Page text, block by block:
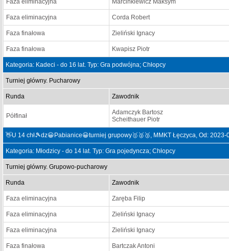
Faza eliminacyjna Marcinkiewicz Maksym
Faza eliminacyjna Corda Robert
Faza finałowa Zieliński Ignacy
Faza finałowa Kwapisz Piotr
Kategoria: Kadeci - do 16 lat. Typ: Gra podwójna; Chłopcy
Turniej główny. Pucharowy
Runda Zawodnik
Półfinał
Adamczyk Bartosz
Scheithauer Piotr
👋U 14 chł🎾dz😀Pabianice😀turniej grupowy🥇🥈🥉, MMKT Łęczyca, Od:
Kategoria: Młodzicy - do 14 lat. Typ: Gra pojedyncza; Chłopcy
Turniej główny. Grupowo-pucharowy
Runda Zawodnik
Faza eliminacyjna Zaręba Filip
Faza eliminacyjna Zieliński Ignacy
Faza eliminacyjna Zieliński Ignacy
Faza finałowa Bartczak Antoni